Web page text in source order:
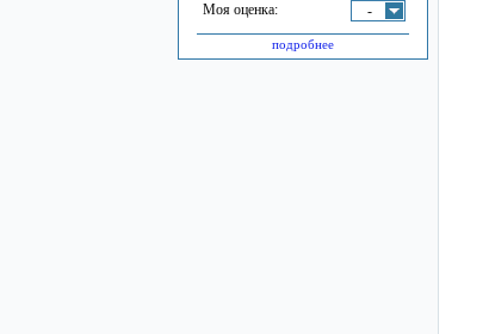
Моя оценка: -
подробнее